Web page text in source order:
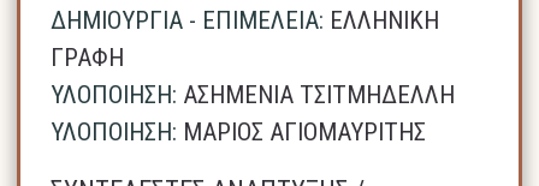
ΔΗΜΙΟΥΡΓΙΑ - ΕΠΙΜΕΛΕΙΑ: ΕΛΛΗΝΙΚΗ
ΓΡΑΦΗ
ΥΛΟΠΟΙΗΣΗ: ΑΣΗΜΕΝΙΑ ΤΣΙΤΜΗΔΕΛΛΗ
ΥΛΟΠΟΙΗΣΗ: ΜΑΡΙΟΣ ΑΓΙΟΜΑΥΡΙΤΗΣ